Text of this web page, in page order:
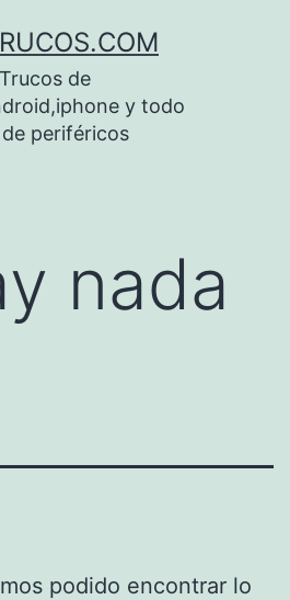
Trucos de
y todo
periféricos
nada
podido encontrar lo